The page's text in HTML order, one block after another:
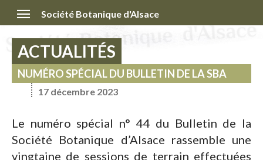
Société Botanique d'Alsace
ACTUALITÉS
NUMÉRO SPÉCIAL DU BULLETIN DE LA SBA
17 décembre 2023
Le numéro spécial n° 44 du Bulletin de la
Société Botanique d’Alsace rassemble une
vingtaine de sessions de terrain effectuées